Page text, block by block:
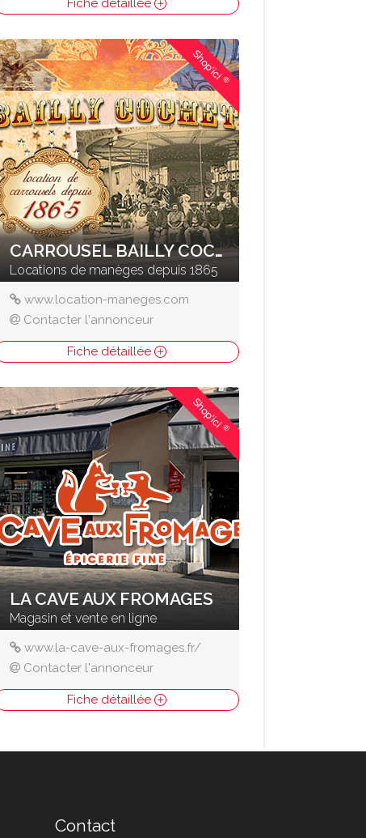
Fiche détaillée
Shop'ici®
CARROUSEL BAILLY COCHET
Locations de manèges depuis 1865
www.location-maneges.com
Contacter l'annonceur
Fiche détaillée
Shop'ici®
LA CAVE AUX FROMAGES
Magasin et vente en ligne
www.la-cave-aux-fromages.fr/
Contacter l'annonceur
Fiche détaillée
Contact